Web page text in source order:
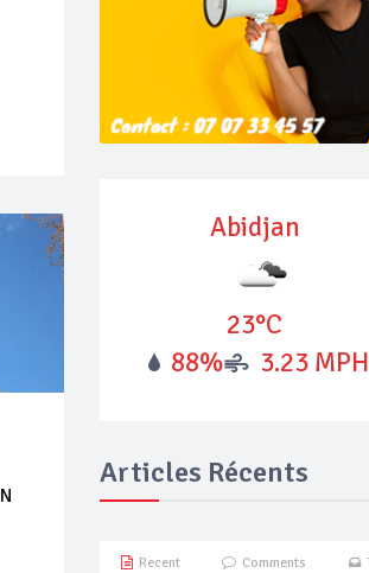
Abidjan
23°C
88%
3.23 MPH
Articles Récents
Recent Comments